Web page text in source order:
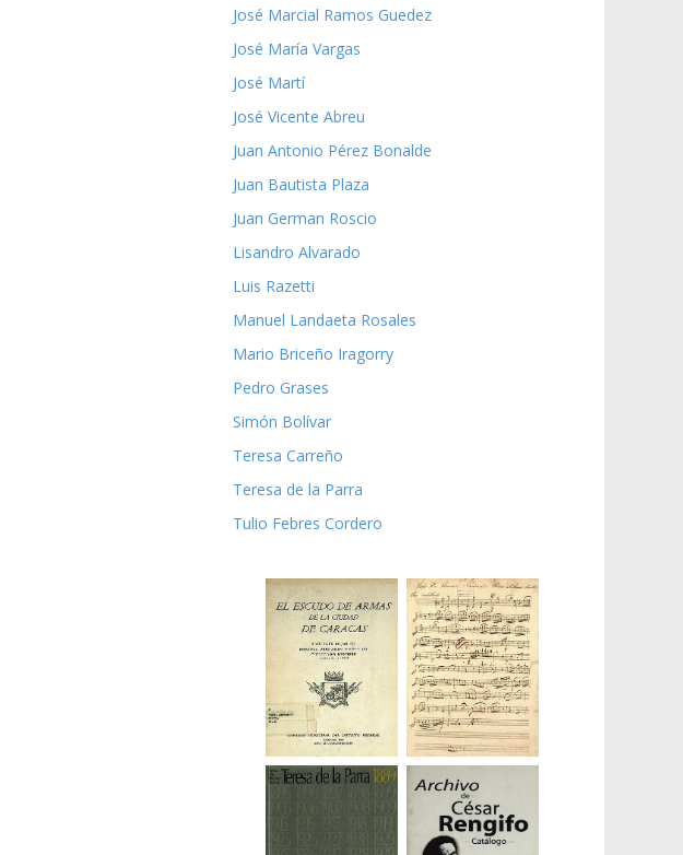
José Marcial Ramos Guedez
José María Vargas
José Martí
José Vicente Abreu
Juan Antonio Pérez Bonalde
Juan Bautista Plaza
Juan German Roscio
Lisandro Alvarado
Luis Razetti
Manuel Landaeta Rosales
Mario Briceño Iragorry
Pedro Grases
Simón Bolívar
Teresa Carreño
Teresa de la Parra
Tulio Febres Cordero